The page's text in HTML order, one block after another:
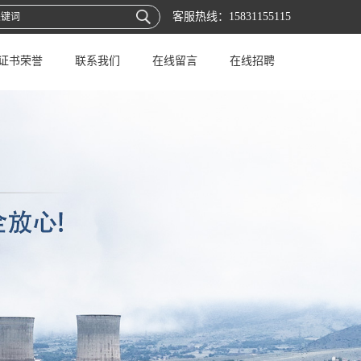
客服热线： 15831155115
书荣誉 联系我们 在线留言 在线招聘